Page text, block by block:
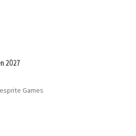
2027
Games